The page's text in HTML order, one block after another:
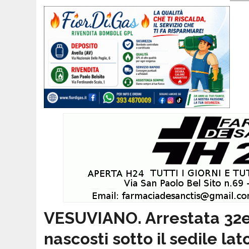
VESUVIANO. Arrestata
nascosti sotto il sedile